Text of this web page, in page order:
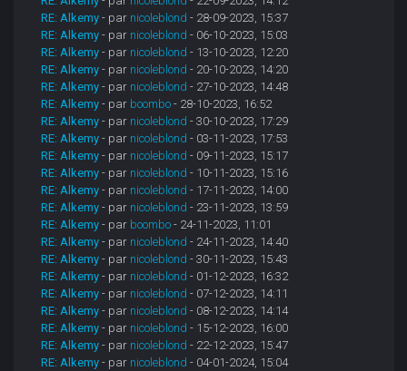
RE: Alkemy - par nicoleblond - 28-09-2023, 15:37
RE: Alkemy - par nicoleblond - 06-10-2023, 15:03
RE: Alkemy - par nicoleblond - 13-10-2023, 12:20
RE: Alkemy - par nicoleblond - 20-10-2023, 14:20
RE: Alkemy - par nicoleblond - 27-10-2023, 14:48
RE: Alkemy - par boombo - 28-10-2023, 16:52
RE: Alkemy - par nicoleblond - 30-10-2023, 17:29
RE: Alkemy - par nicoleblond - 03-11-2023, 17:53
RE: Alkemy - par nicoleblond - 09-11-2023, 15:17
RE: Alkemy - par nicoleblond - 10-11-2023, 15:16
RE: Alkemy - par nicoleblond - 17-11-2023, 14:00
RE: Alkemy - par nicoleblond - 23-11-2023, 13:59
RE: Alkemy - par boombo - 24-11-2023, 11:01
RE: Alkemy - par nicoleblond - 24-11-2023, 14:40
RE: Alkemy - par nicoleblond - 30-11-2023, 15:43
RE: Alkemy - par nicoleblond - 01-12-2023, 16:32
RE: Alkemy - par nicoleblond - 07-12-2023, 14:11
RE: Alkemy - par nicoleblond - 08-12-2023, 14:14
RE: Alkemy - par nicoleblond - 15-12-2023, 16:00
RE: Alkemy - par nicoleblond - 22-12-2023, 15:47
RE: Alkemy - par nicoleblond - 04-01-2024, 15:04